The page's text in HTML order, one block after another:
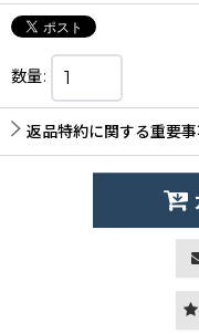
数量:
返品特約に関する重要